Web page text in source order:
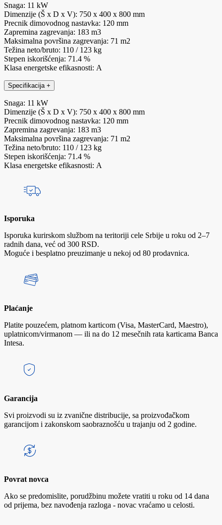
Snaga: 11 kW
Dimenzije (Š x D x V): 750 x 400 x 800 mm
Precnik dimovodnog nastavka: 120 mm
Zapremina zagrevanja: 183 m3
Maksimalna površina zagrevanja: 71 m2
Težina neto/bruto: 110 / 123 kg
Stepen iskorišćenja: 71.4 %
Klasa energetske efikasnosti: A
Specifikacija +
Snaga: 11 kW
Dimenzije (Š x D x V): 750 x 400 x 800 mm
Precnik dimovodnog nastavka: 120 mm
Zapremina zagrevanja: 183 m3
Maksimalna površina zagrevanja: 71 m2
Težina neto/bruto: 110 / 123 kg
Stepen iskorišćenja: 71.4 %
Klasa energetske efikasnosti: A
Isporuka
Isporuka kurirskom službom na teritoriji cele Srbije u roku od 2–7
radnih dana, već od 300 RSD.
Moguće i besplatno preuzimanje u nekoj od 80 prodavnica.
Plaćanje
Platite pouzećem, platnom karticom (Visa, MasterCard, Maestro),
uplatnicom/virmanom — ili na do 12 mesečnih rata karticama Banca
Intesa.
Garancija
Svi proizvodi su iz zvanične distribucije, sa proizvođačkom
garancijom i zakonskom saobraznošću u trajanju od 2 godine.
Povrat novca
Ako se predomislite, porudžbinu možete vratiti u roku od 14 dana
od prijema, bez navođenja razloga - novac vraćamo u celosti.